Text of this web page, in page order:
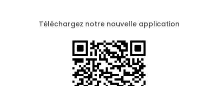
Téléchargez notre nouvelle application